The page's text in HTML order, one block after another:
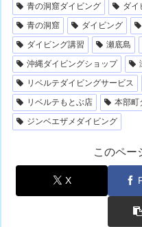
青の洞窟ダイビング
ダイ
青の洞窟
ダイビング
ダイビング講習
瀬底島
沖縄ダイビングショップ
リベルテダイビングサービス
リベルテもとぶ店
本部町
ジンベエザメダイビング
このペー
X